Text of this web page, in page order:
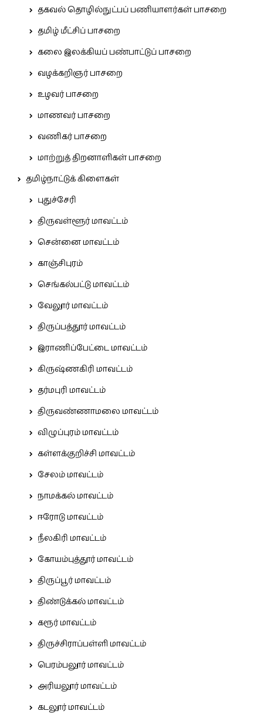
தகவல் தொழில்நுட்பப் பணியாளர்கள் பாசறை
தமிழ் மீட்சிப் பாசறை
கலை இலக்கியப் பண்பாட்டுப் பாசறை
வழக்கறிஞர் பாசறை
உழவர் பாசறை
மாணவர் பாசறை
வணிகர் பாசறை
மாற்றுத் திறனாளிகள் பாசறை
தமிழ்நாட்டுக் கிளைகள்
புதுச்சேரி
திருவள்ளூர் மாவட்டம்
சென்னை மாவட்டம்
காஞ்சிபுரம்
செங்கல்பட்டு மாவட்டம்
வேலூர் மாவட்டம்
திருப்பத்தூர் மாவட்டம்
இராணிப்பேட்டை மாவட்டம்
கிருஷ்ணகிரி மாவட்டம்
தர்மபுரி மாவட்டம்
திருவண்ணாமலை மாவட்டம்
விழுப்புரம் மாவட்டம்
கள்ளக்குறிச்சி மாவட்டம்
சேலம் மாவட்டம்
நாமக்கல் மாவட்டம்
ஈரோடு மாவட்டம்
நீலகிரி மாவட்டம்
கோயம்புத்தூர் மாவட்டம்
திருப்பூர் மாவட்டம்
திண்டுக்கல் மாவட்டம்
கரூர் மாவட்டம்
திருச்சிராப்பள்ளி மாவட்டம்
பெரம்பலூர் மாவட்டம்
அரியலூர் மாவட்டம்
கடலூர் மாவட்டம்